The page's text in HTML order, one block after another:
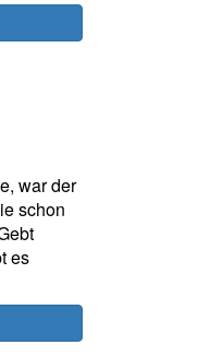
war der
schon
es